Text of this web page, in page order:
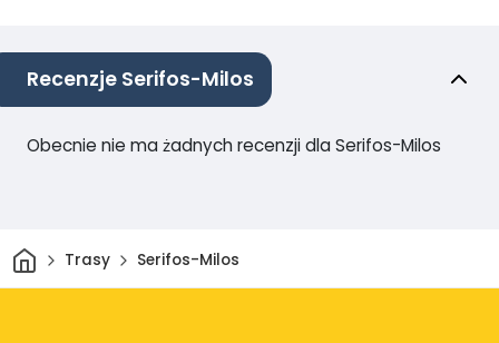
Recenzje Serifos-Milos
Obecnie nie ma żadnych recenzji dla Serifos-Milos
DomTrasy Serifos-Milos